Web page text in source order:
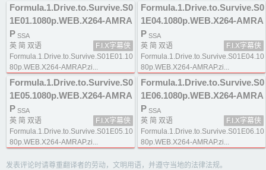
Formula.1.Drive.to.Survive.S0
1E01.1080p.WEB.X264-AMRA
P SSA
英 简 双语
F.I.X字幕侠
Formula.1.Drive.to.Survive.S01E01.10
80p.WEB.X264-AMRAP.zi...
Formula.1.Drive.to.Survive.S0
1E04.1080p.WEB.X264-AMRA
P SSA
英 简 双语
F.I.X字幕侠
Formula.1.Drive.to.Survive.S01E04.10
80p.WEB.X264-AMRAP.zi...
Formula.1.Drive.to.Survive.S0
1E05.1080p.WEB.X264-AMRA
P SSA
英 简 双语
F.I.X字幕侠
Formula.1.Drive.to.Survive.S01E05.10
80p.WEB.X264-AMRAP.zi...
Formula.1.Drive.to.Survive.S0
1E06.1080p.WEB.X264-AMRA
P SSA
英 简 双语
F.I.X字幕侠
Formula.1.Drive.to.Survive.S01E06.10
80p.WEB.X264-AMRAP.zi...
发表评论时请尊重翻译者的劳动，文明用语，并遵守当地的法律法规。